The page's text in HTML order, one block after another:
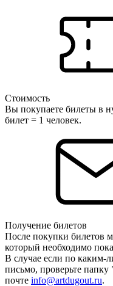
Стоимость
Вы покупаете билеты в
билет = 1 человек.
Получение билетов
После покупки билетов
который необходимо
В случае если по
письмо, проверьте
почте info@artdugout.ru.